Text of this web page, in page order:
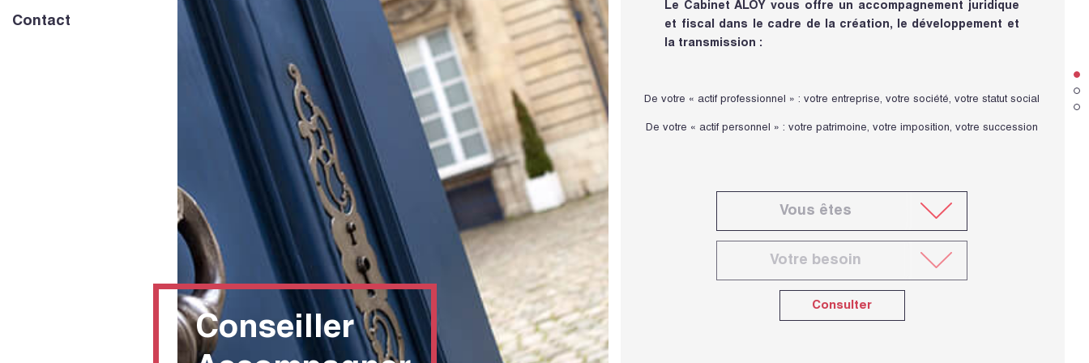
Contact
Conseiller
Le Cabinet ALOY vous offre un accompagnement juridique
et fiscal dans le cadre de la création, le développement et
la transmission :
De votre « actif professionnel » : votre entreprise, votre société, votre statut social
De votre « actif personnel » : votre patrimoine, votre imposition, votre succession
Consulter